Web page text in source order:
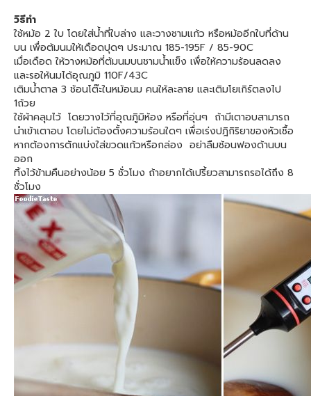
วิธีทำ
ใช้หม้อ 2 ใบ โดยใส่น้ำที่ใบล่าง และวางชามแก้ว หรือหม้ออีกใบที่ด้าน
บน เพื่อต้มนมให้เดือดปุดๆ ประมาณ 185-195F / 85-90C
เมื่อเดือด ให้วางหม้อที่ต้มนมบนชามน้ำแข็ง เพื่อให้ความร้อนลดลง
และรอให้นมได้อุณภูมิ 110F/43C
เติมน้ำตาล 3 ช้อนโต๊ะในหม้อนม คนให้ละลาย และเติมโยเกิร์ตลงไป
1ถ้วย
ใช้ผ้าคลุมไว้ โดยวางไว้ที่อุณภูิมิห้อง หรือที่อุ่นๆ ถ้ามีเตาอบสามารถ
นำเข้าเตาอบ โดยไม่ต้องตั้งความร้อนใดๆ เพื่อเร่งปฎิกิริยาของหัวเชื้อ
หากต้องการตักแบ่งใส่ขวดแก้วหรือกล่อง อย่าลืมช้อนฟองด้านบน
ออก
ทิ้งไว้ข้ามคืนอย่างน้อย 5 ชั่วโมง ถ้าอยากได้เปรี้ยวสามารถรอได้ถึง 8
ชั่วโมง